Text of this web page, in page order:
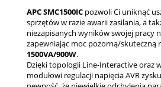
APC SMC1500IC pozwoli Ci uniknąć
sprzętów w razie awarii zasilania, a
niezapisanych wyników swojej pracy
zapewniając moc pozorną/skuteczną
1500VA/900W.
Dzięki topologii Line-Interactive oraz
modułowi regulacji napięcia AVR